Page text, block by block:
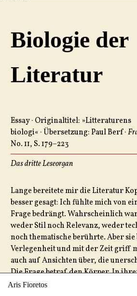
Aris Fioretos
Biologie der
Literatur
Essay · Originaltitel: »Litteraturens
biologi« · Übersetzung: Paul Berf ·
No. 11, S. 179–223
Das dritte Leseorgan
Lange bereitete mir die Literatur
besser gesagt: Ich fühlte mich von
Frage bedrängt. Wahrscheinlich
weder Stil noch Relevanz, weder
noch thematische berührte. Aber
Verlegenheit und mit der Zeit griff
auch auf Ansichten über, die
Die Frage betraf den Körper. In
so meine Vermutung,